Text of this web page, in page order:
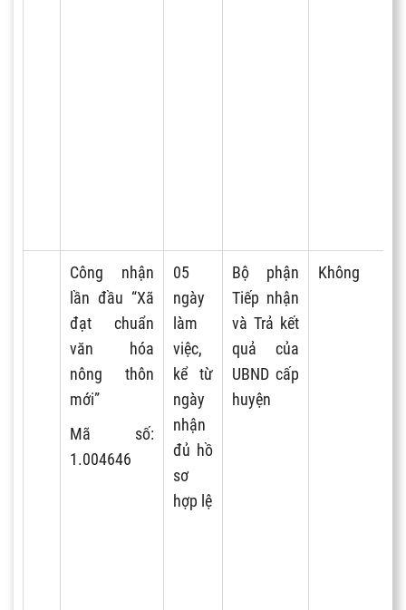
Công nhận
lần đầu “Xã
đạt chuẩn
văn hóa
nông thôn
mới”
Mã số:
1.004646
05
ngày
làm
việc,
kể từ
ngày
nhận
đủ hồ
sơ
hợp lệ
Bộ phận
Tiếp nhận
và Trả kết
quả của
UBND cấp
huyện
Không